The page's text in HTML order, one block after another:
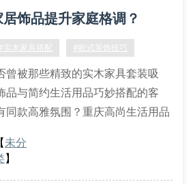
用专业木蜡油保养，避免阳光直
持环境干燥，定期用软布擦拭
饰品提升家庭格调？
实木家具搭配 #欧式装饰技巧
曾被那些精致的实木家具套装吸
品与简约生活用品巧妙搭配的客
同款高雅氛围？重庆高尚生活用品
发布艺的纹理选择，每一处都影
【未分
】